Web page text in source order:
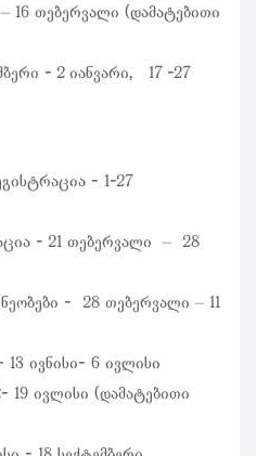
16 თებერვალი (დამატებითი
- 2 იანვარი, 17 -27
- 1-27
- 21 თებერვალი – 28
- 28 თებერვალი – 11
ივნისი- 6 ივლისი
19 ივლისი (დამატებითი